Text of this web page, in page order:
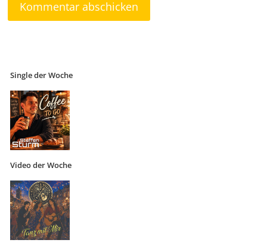
Single der Woche
Video der Woche